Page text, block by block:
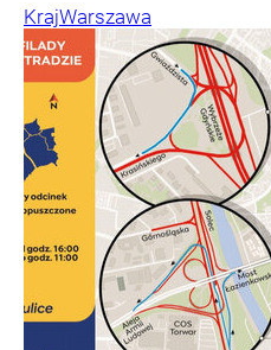
KrajWarszawa